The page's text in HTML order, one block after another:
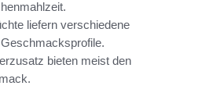
liefern verschiedene
bieten meist den